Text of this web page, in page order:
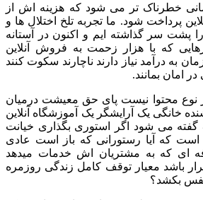
زمانی خطرناک تر می شود که هزینه اش از
پرداخت شود. ما تجربه تلخ اختلال ها و
پشت سر گذاشته ایم و اکنون در آستانه
که با هزار زحمت به فروش آنلاین
به درآمد نیاز دارند ناچارند سکوت کنند
امان بمانند.
نوع محتوا نیست پای حق معیشت درمیان
خانگی یک آرایشگر یک آموزشگاه آنلاین
گفته می شود اگر استوری بگذاری خیانت
که آیا رستورانی که باز است عادی
ای که به مشتریان اش خدمات میدهد
باشد معیار توقف کامل زندگی روزمره
نفس بکشد؟